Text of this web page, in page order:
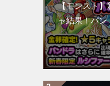
【モンスト】
ャ結果！パン